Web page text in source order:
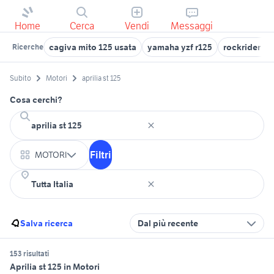
Home Cerca Vendi Messaggi
Ricerche cagiva mito 125 usata yamaha yzf r125 rockrider
Subito Motori aprilia st 125
Cosa cerchi?
MOTORI Filtri
Salva ricerca Dal più recente
153 risultati
Aprilia st 125 in Motori